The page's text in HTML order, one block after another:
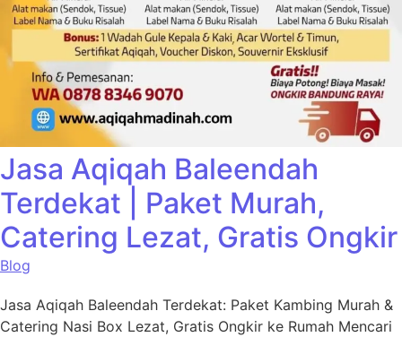
Jasa Aqiqah Baleendah
Terdekat | Paket Murah,
Catering Lezat, Gratis Ongkir
Blog
Jasa Aqiqah Baleendah Terdekat: Paket Kambing Murah &
Catering Nasi Box Lezat, Gratis Ongkir ke Rumah Mencari